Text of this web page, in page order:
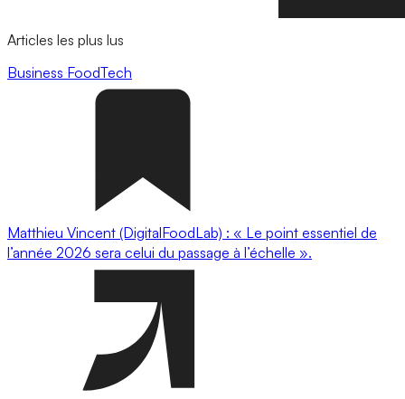
Articles les plus lus
Business FoodTech
Matthieu Vincent (DigitalFoodLab) : « Le point essentiel de
l’année 2026 sera celui du passage à l’échelle ».